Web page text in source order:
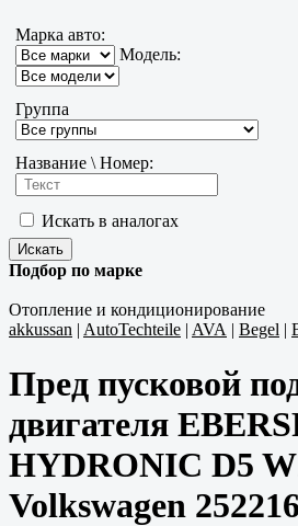
Марка авто:
Модель:
Группа
Название \ Номер:
Искать в аналогах
Подбор по марке
Отопление и кондиционирование
akkussan | AutoTechteile | AVA | Begel |
Пред пусковой
двигателя
HYDRONIC D5
Volkswagen